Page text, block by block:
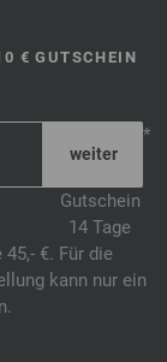
€ GUTSCHEIN
*
Gutschein
14 Tage
€. Für die
kann nur ein